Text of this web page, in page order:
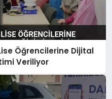
Öğrencilerine Dijital
Veriliyor